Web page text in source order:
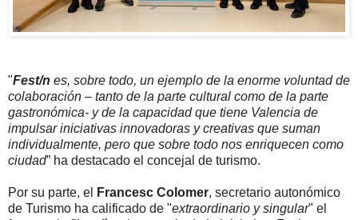
"Fest/n es, sobre todo, un ejemplo de la enorme voluntad de
colaboración – tanto de la parte cultural como de la parte
gastronómica- y de la capacidad que tiene Valencia de
impulsar iniciativas innovadoras y creativas que suman
individualmente, pero que sobre todo nos enriquecen como
ciudad” ha destacado el concejal de turismo.
Por su parte, el Francesc Colomer, secretario autonómico
de Turismo ha calificado de "extraordinario y singular" el